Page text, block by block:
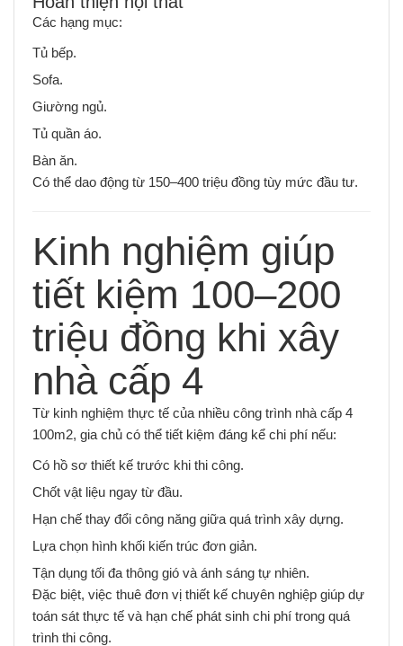
Các hạng mục:
Tủ bếp.
Sofa.
Giường ngủ.
Tủ quần áo.
Bàn ăn.
Có thể dao động từ 150–400 triệu đồng tùy mức đầu tư.
Kinh nghiệm giúp
tiết kiệm 100–200
triệu đồng khi xây
nhà cấp 4
Từ kinh nghiệm thực tế của nhiều công trình nhà cấp 4
100m2, gia chủ có thể tiết kiệm đáng kể chi phí nếu:
Có hồ sơ thiết kế trước khi thi công.
Chốt vật liệu ngay từ đầu.
Hạn chế thay đổi công năng giữa quá trình xây dựng.
Lựa chọn hình khối kiến trúc đơn giản.
Tận dụng tối đa thông gió và ánh sáng tự nhiên.
Đặc biệt, việc thuê đơn vị thiết kế chuyên nghiệp giúp dự
toán sát thực tế và hạn chế phát sinh chi phí trong quá
trình thi công.